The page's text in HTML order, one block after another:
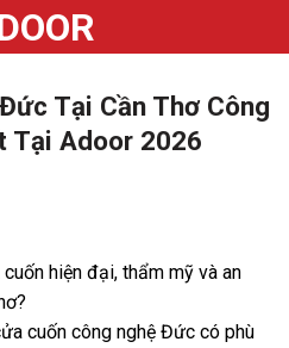
Tại Cần Thơ Công
Tại Adoor 2026
hiện đại, thẩm mỹ và an
cuốn công nghệ Đức có phù